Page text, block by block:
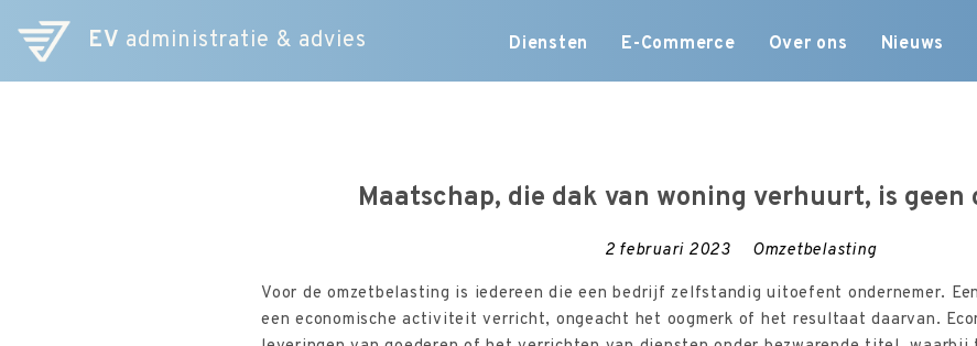
EV administratie & advies
Skip
content
Diensten E-Commerce Over ons Nieuws
Maatschap, die dak van woning verhuurt, is geen
2 februari 2023 Omzetbelasting
Voor de omzetbelasting is iedereen die een bedrijf zelfstandig uitoefent ondernemer.
een economische activiteit verricht, ongeacht het oogmerk of het resultaat daarvan.